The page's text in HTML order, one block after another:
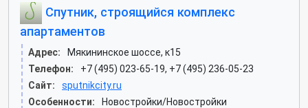
Спутник, строящийся комплекс
апартаментов
Адрес:
Мякининское шоссе, к15
Телефон:
+7 (495) 023-65-19, +7 (495) 236-05-23
Сайт:
sputnikcity.ru
Особенности:
Новостройки/Новостройки